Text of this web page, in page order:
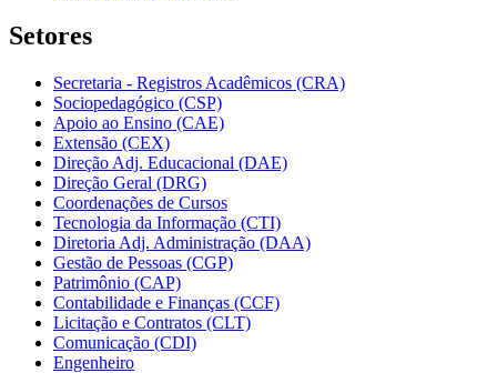
Setores
Secretaria - Registros Acadêmicos (CRA)
Sociopedagógico (CSP)
Apoio ao Ensino (CAE)
Extensão (CEX)
Direção Adj. Educacional (DAE)
Direção Geral (DRG)
Coordenações de Cursos
Tecnologia da Informação (CTI)
Diretoria Adj. Administração (DAA)
Gestão de Pessoas (CGP)
Patrimônio (CAP)
Contabilidade e Finanças (CCF)
Licitação e Contratos (CLT)
Comunicação (CDI)
Engenheiro